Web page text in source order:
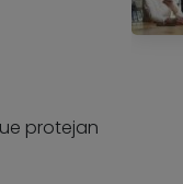
protejan